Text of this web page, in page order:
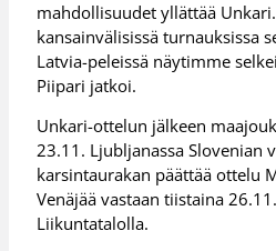
mahdollisuudet yllättää
kansainvälisissä turnauksissa
Latvia-peleissä näytimme
Piipari jatkoi.
Unkari-ottelun jälkeen
23.11. Ljubljanassa Slovenian
karsintaurakan päättää ottelu
Venäjää vastaan tiistaina
Liikuntatalolla.